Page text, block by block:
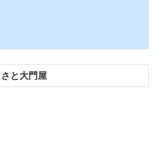
と大門屋